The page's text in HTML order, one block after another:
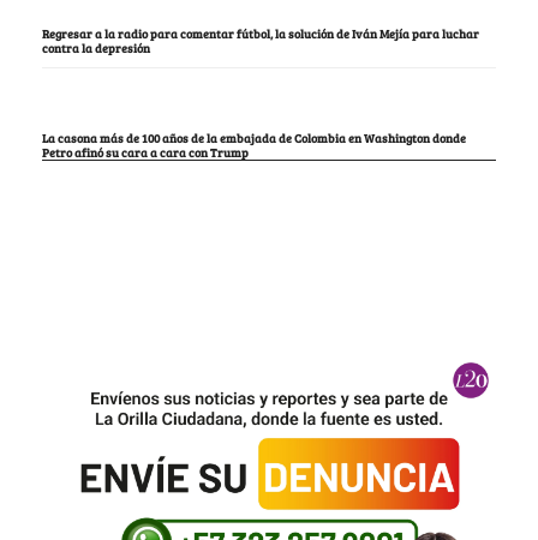
Regresar a la radio para comentar fútbol, la solución de Iván Mejía para luchar
contra la depresión
La casona más de 100 años de la embajada de Colombia en Washington donde
Petro afinó su cara a cara con Trump